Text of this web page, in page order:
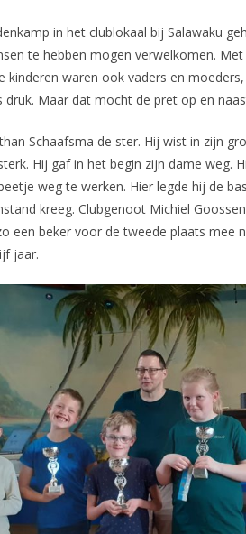
in het clublokaal bij Salawaku
te hebben mogen verwelkomen.
waren ook vaders en moeders,
druk. Maar dat mocht de pret op en
Schaafsma de ster. Hij wist in zijn
Hij gaf in het begin zijn dame weg.
weg te werken. Hier legde hij de
kreeg. Clubgenoot Michiel
een beker voor de tweede plaats mee
jaar.